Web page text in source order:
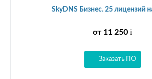
SkyDNS Бизнес. 25 лицензий
от 11 250 i
Заказать ПО